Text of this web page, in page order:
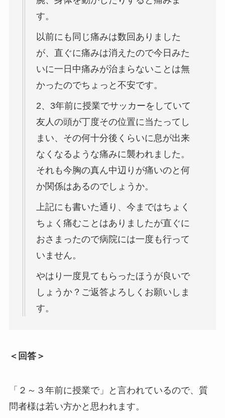
す。
以前にも同じ痛みは数回ありました
が、直ぐに痛みは消えたので今日みた
いに一日中痛みが治まらないことは無
かったのでちょっと不安です。
2、3年前に授業でサッカーをしていて
友人の頭が丁度その位置に当たってし
まい、その何十分後くらいに息が出来
なくなるような痛みに襲われました。
それも今胸の真ん中辺りが痛いのと何
か関係はあるのでしょうか。
上記にも書いた通り、今まではちょく
ちょく痛むことはありましたが直ぐに
おさまったので病院には一度も行って
いません。
やはり一度見てもらったほうが良いで
しょうか？ご返答よろしくお願いしま
す。
＜回答＞
「２～３年前に授業で」と言われているので、質
問者様は若い方かと思われます。